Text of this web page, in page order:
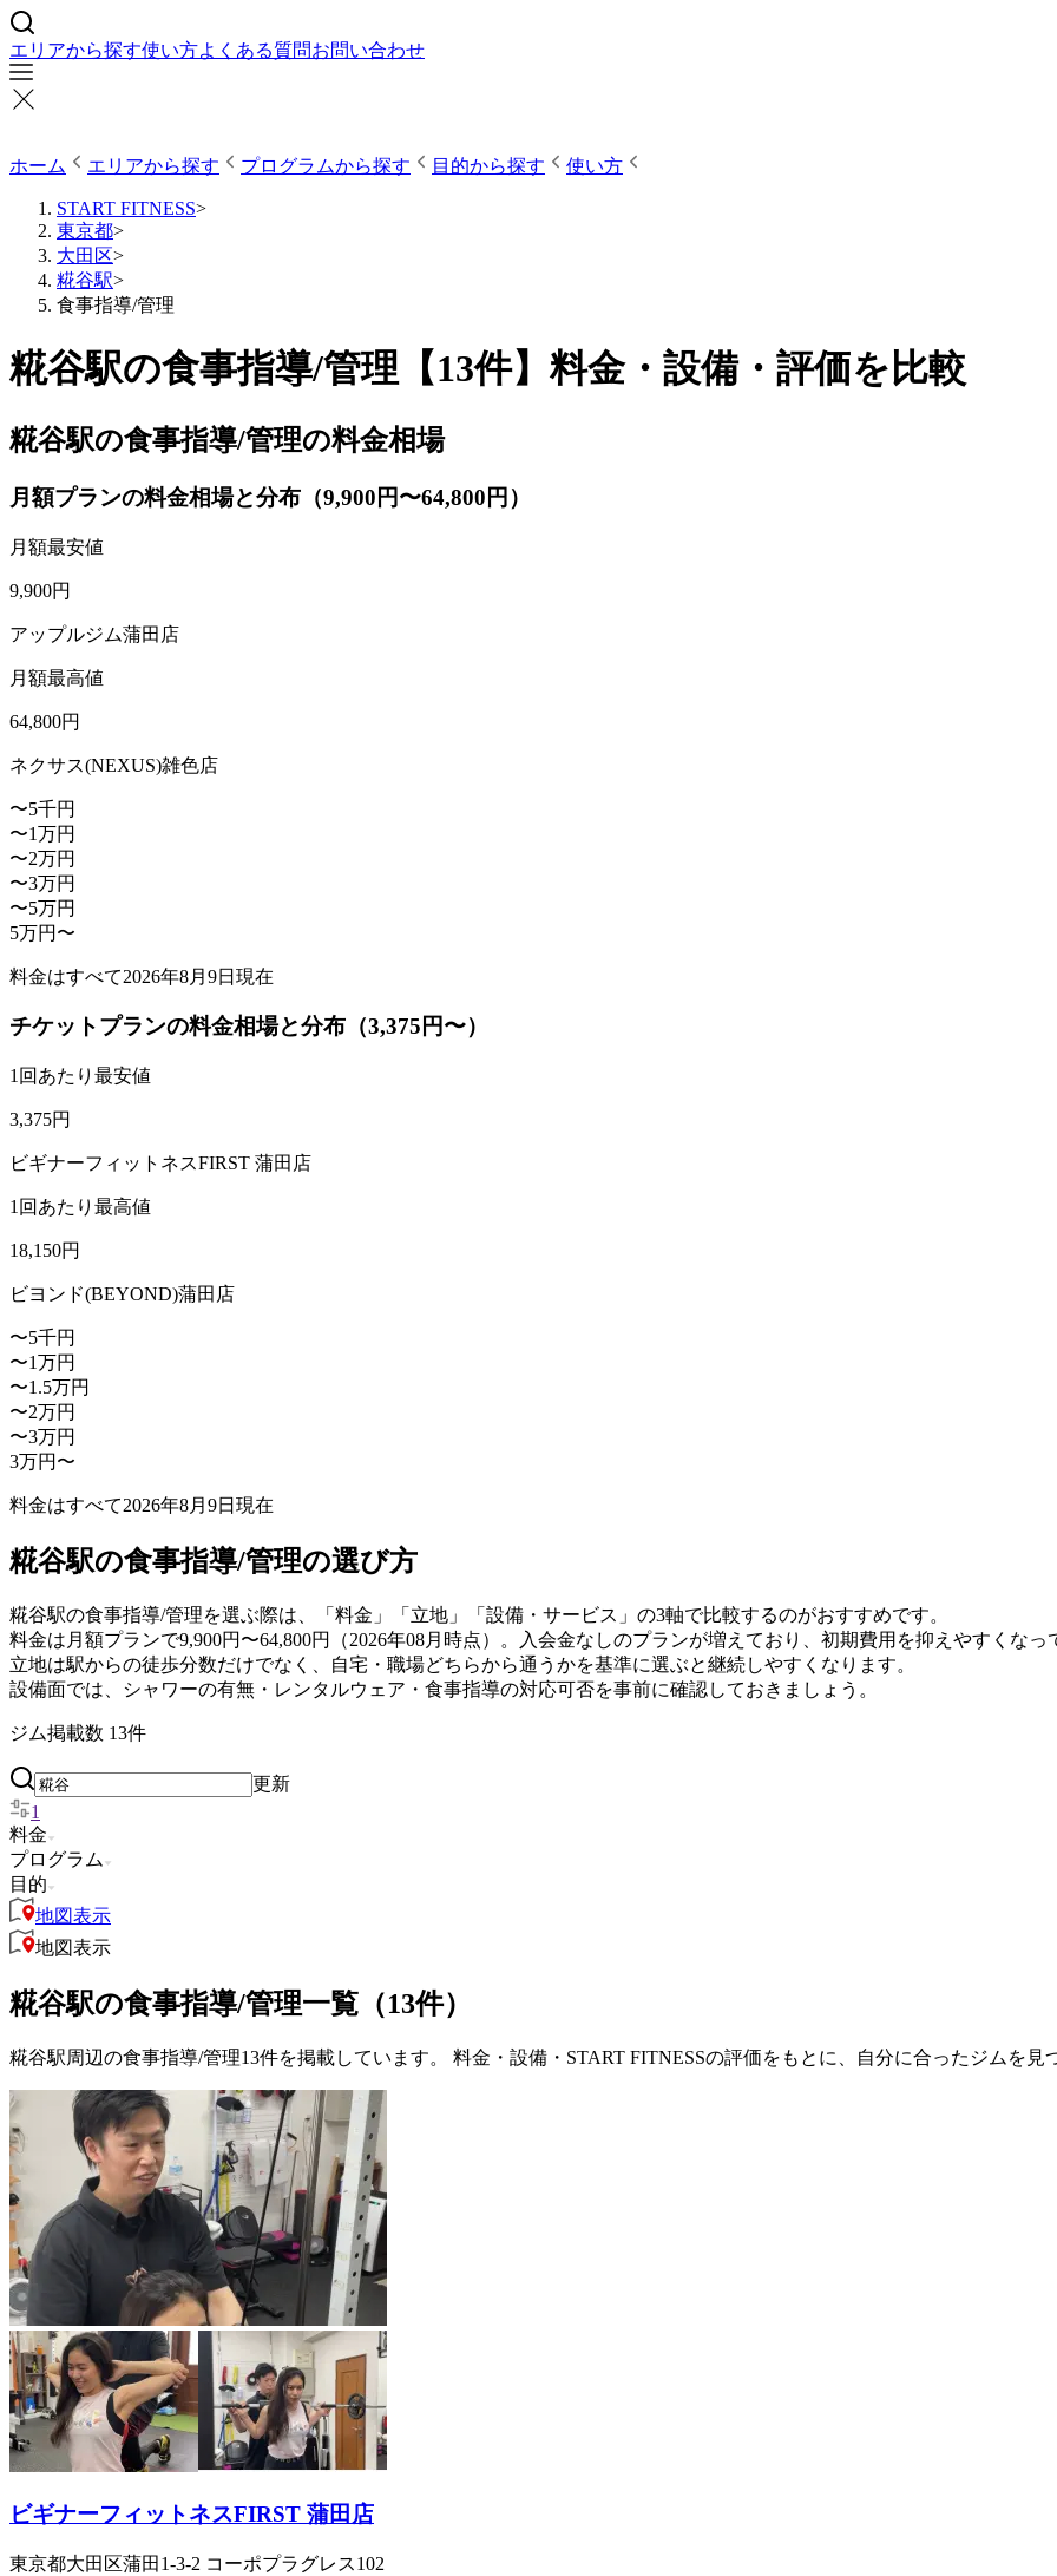
エリアから探す使い方よくある質問お問い合わせ
ホーム エリアから探す プログラムから探す 目的から探す 使い方
START FITNESS>
東京都>
大田区>
糀谷駅>
食事指導/管理
糀谷駅の食事指導/管理【13件】料金・設備・評価を比較
糀谷駅の食事指導/管理の料金相場
月額プランの料金相場と分布（9,900円〜64,800円）
月額最安値
9,900円
アップルジム蒲田店
月額最高値
64,800円
ネクサス(NEXUS)雑色店
〜5千円
〜1万円
〜2万円
〜3万円
〜5万円
5万円〜
料金はすべて2026年8月9日 現在
チケットプランの料金相場と分布（3,375円〜）
1回あたり最安値
3,375円
ビギナーフィットネスFIRST 蒲田店
1回あたり最高値
18,150円
ビヨンド(BEYOND)蒲田店
〜5千円
〜1万円
〜1.5万円
〜2万円
〜3万円
3万円〜
料金はすべて2026年8月9日 現在
糀谷駅の食事指導/管理の選び方
糀谷駅の食事指導/管理を選ぶ際は、「料金」「立地」「設備・サービス」の3軸で比較するのがおすすめです。
料金は月額プランで9,900円〜64,800円（2026年08月時点）。入会金なしのプランが増えており、初期費用を抑えやすくなっ
立地は駅からの徒歩分数だけでなく、自宅・職場どちらから通うかを基準に選ぶと継続しやすくなります。
設備面では、シャワーの有無・レンタルウェア・食事指導の対応可否を事前に確認しておきましょう。
ジム掲載数 13件
更新
1
料金
プログラム
目的
地図表示
地図表示
糀谷駅の食事指導/管理一覧（13件）
糀谷駅周辺の食事指導/管理13件を掲載しています。 料金・設備・START FITNESSの評価をもとに、自分に合ったジムを見
ビギナーフィットネスFIRST 蒲田店
東京都大田区蒲田1-3-2 コーポプラグレス102